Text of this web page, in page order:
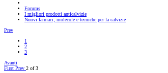
Forums
I migliori prodotti anticalvizie
Nuovi farmaci, molecole e tecniche per la calvizie
Prev
1
2
3
Avanti
First Prev 2 of 3